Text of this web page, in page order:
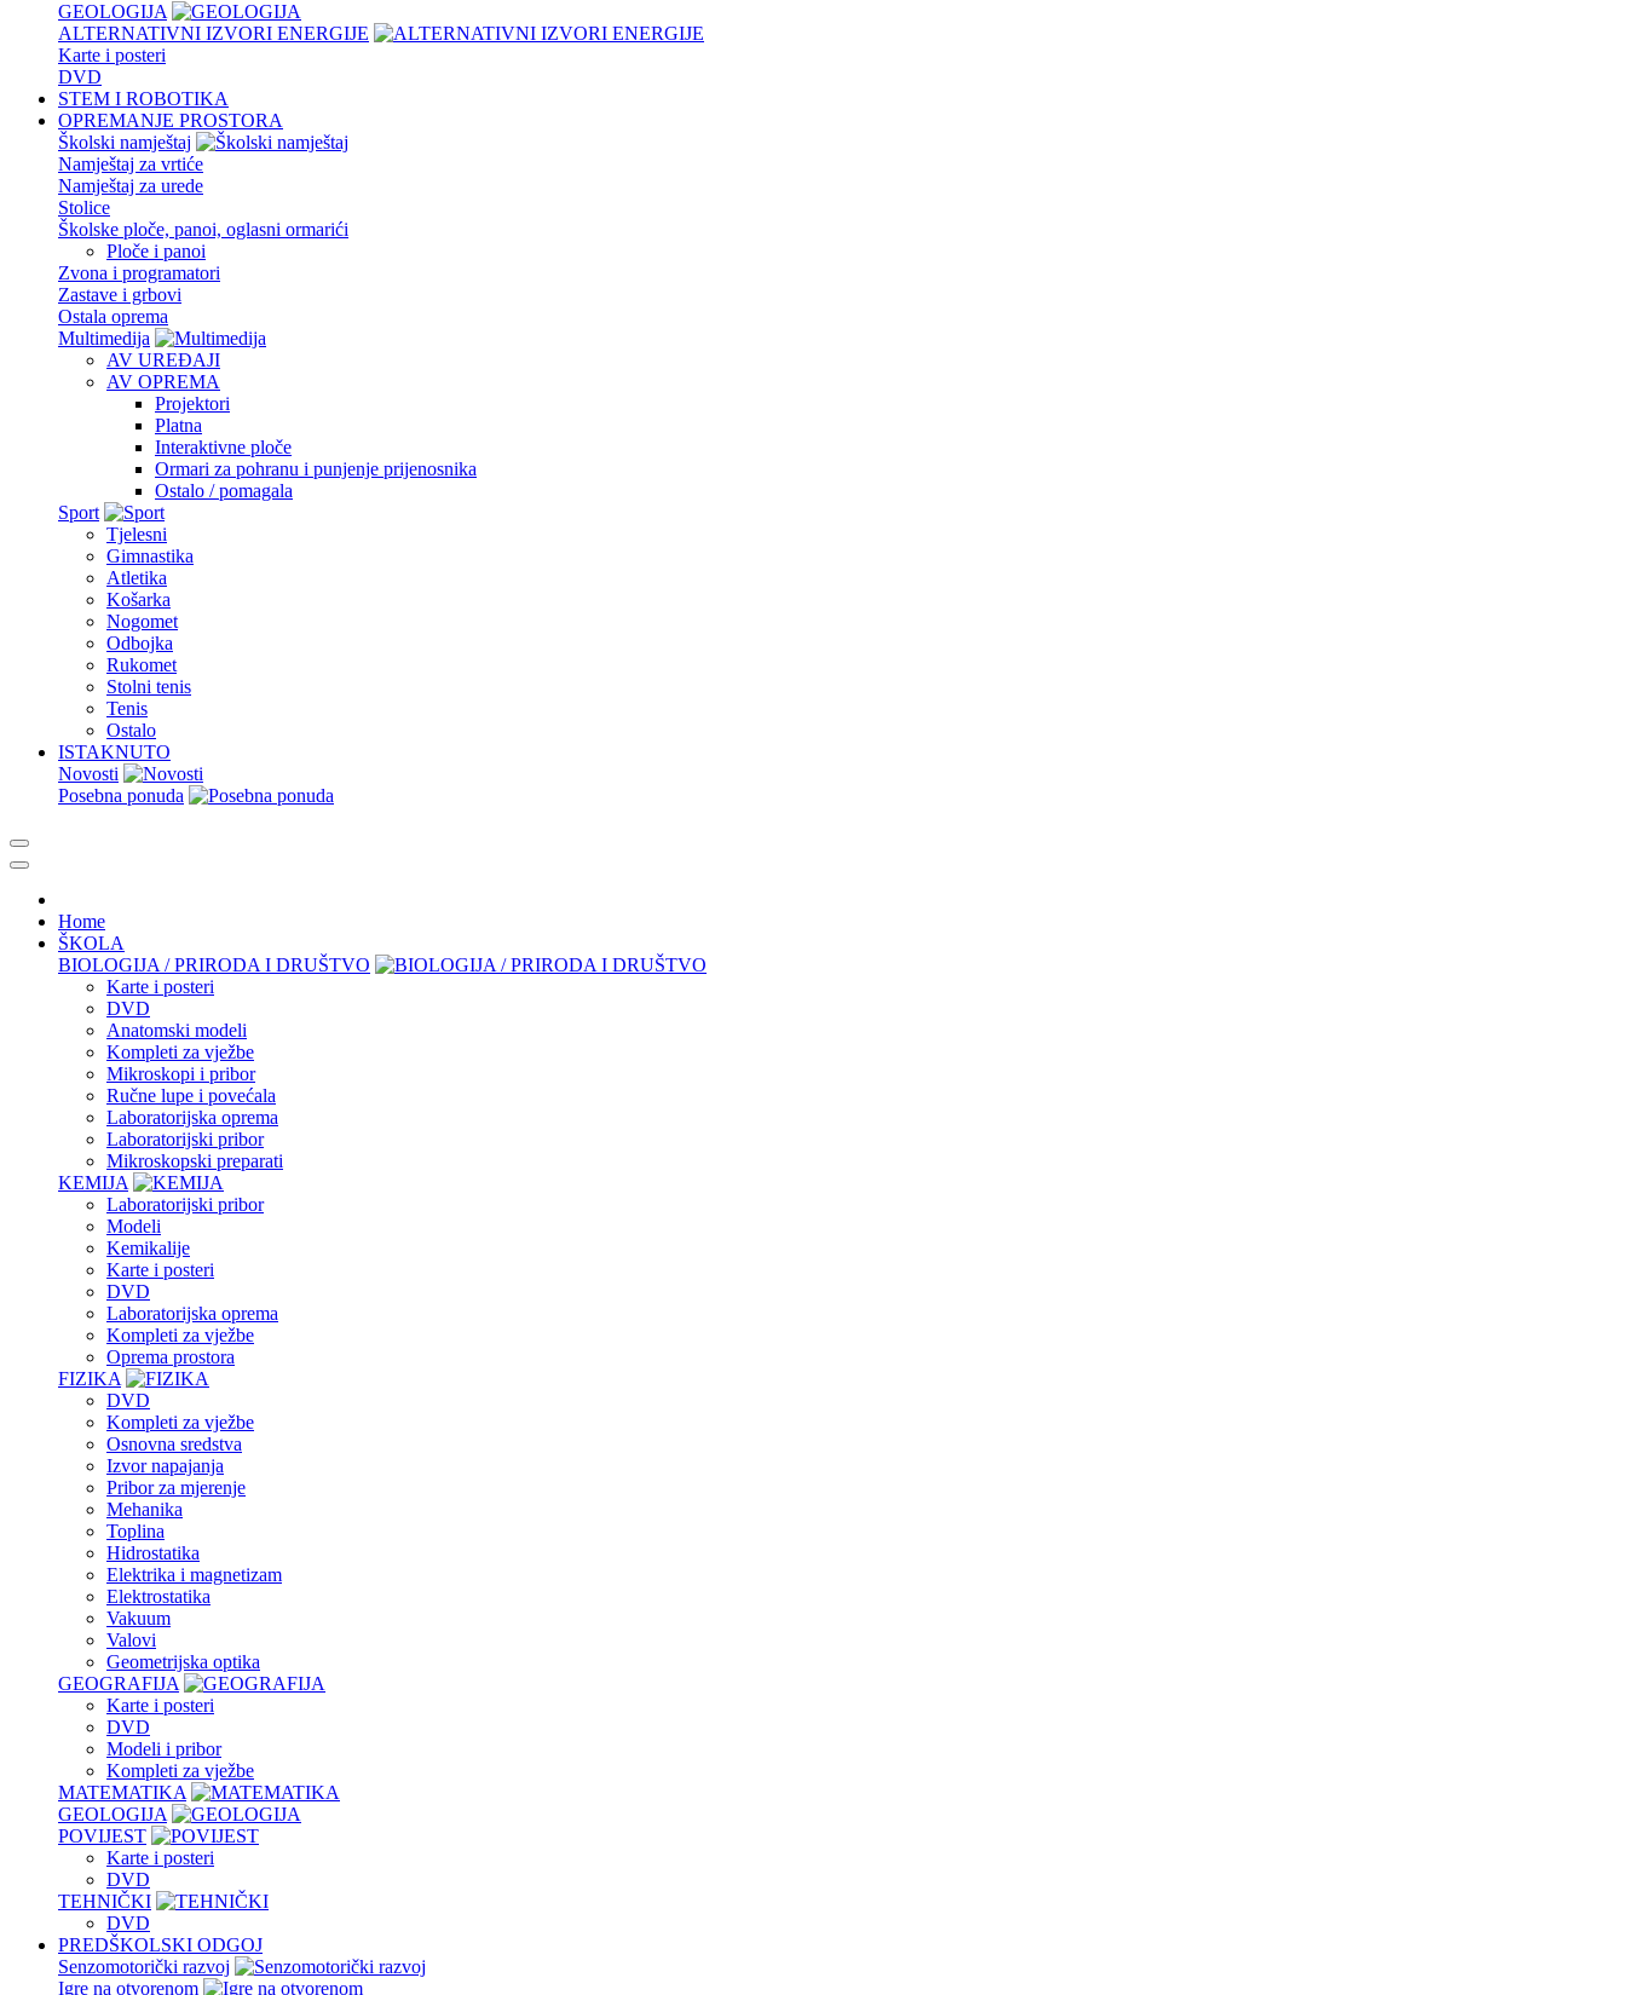
GEOLOGIJA
ALTERNATIVNI IZVORI ENERGIJE
Karte i posteri
DVD
STEM I ROBOTIKA
OPREMANJE PROSTORA
Školski namještaj
Namještaj za vrtiće
Namještaj za urede
Stolice
Školske ploče, panoi, oglasni ormarići
Ploče i panoi
Zvona i programatori
Zastave i grbovi
Ostala oprema
Multimedija
AV UREĐAJI
AV OPREMA
Projektori
Platna
Interaktivne ploče
Ormari za pohranu i punjenje prijenosnika
Ostalo / pomagala
Sport
Tjelesni
Gimnastika
Atletika
Košarka
Nogomet
Odbojka
Rukomet
Stolni tenis
Tenis
Ostalo
ISTAKNUTO
Novosti
Posebna ponuda
Home
ŠKOLA
BIOLOGIJA / PRIRODA I DRUŠTVO
Karte i posteri
DVD
Anatomski modeli
Kompleti za vježbe
Mikroskopi i pribor
Ručne lupe i povećala
Laboratorijska oprema
Laboratorijski pribor
Mikroskopski preparati
KEMIJA
Laboratorijski pribor
Modeli
Kemikalije
Karte i posteri
DVD
Laboratorijska oprema
Kompleti za vježbe
Oprema prostora
FIZIKA
DVD
Kompleti za vježbe
Osnovna sredstva
Izvor napajanja
Pribor za mjerenje
Mehanika
Toplina
Hidrostatika
Elektrika i magnetizam
Elektrostatika
Vakuum
Valovi
Geometrijska optika
GEOGRAFIJA
Karte i posteri
DVD
Modeli i pribor
Kompleti za vježbe
MATEMATIKA
GEOLOGIJA
POVIJEST
Karte i posteri
DVD
TEHNIČKI
DVD
PREDŠKOLSKI ODGOJ
Senzomotorički razvoj
Igre na otvorenom